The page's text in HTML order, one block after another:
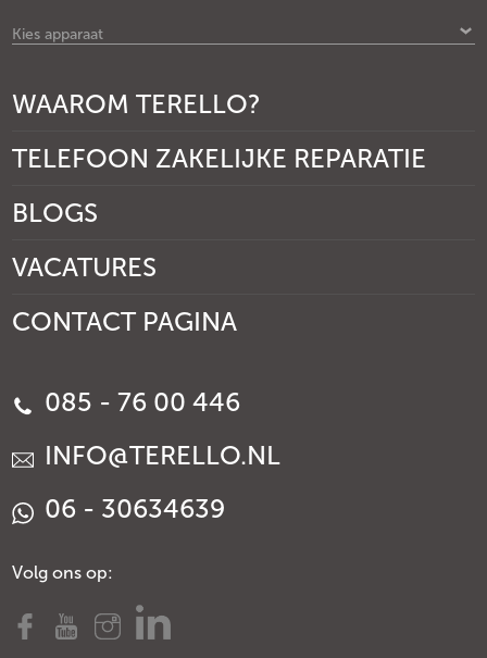
Kies apparaat
WAAROM TERELLO?
TELEFOON ZAKELIJKE REPARATIE
BLOGS
VACATURES
CONTACT PAGINA
085 - 76 00 446
INFO@TERELLO.NL
06 - 30634639
Volg ons op: